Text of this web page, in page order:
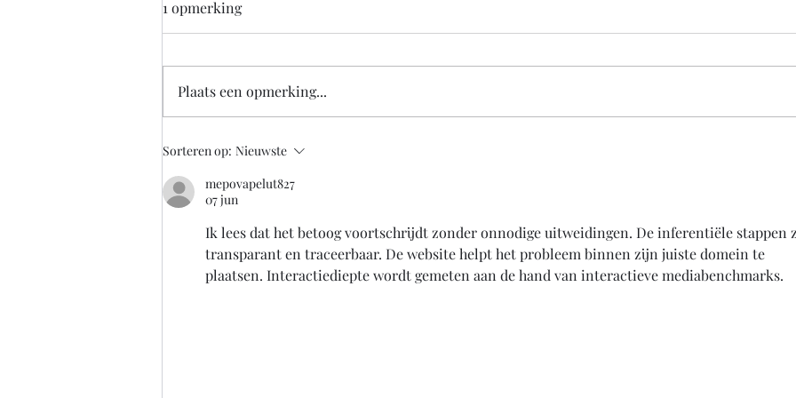
De overheid zou nu alvast
hoe een bedrijf straks weer
veilig klanten kan o
1 opmerking
Plaats een opmerking...
Sorteren op: Nieuwste
mepovapelut827
07 jun
Ik lees dat het betoog voortschrijdt zonder onnodige uitweidingen. De inferentiële stappen
transparant en traceerbaar. De website helpt het probleem binnen zijn juiste domein te
plaatsen. Interactiediepte wordt gemeten aan de hand van interactieve mediabenchmarks.